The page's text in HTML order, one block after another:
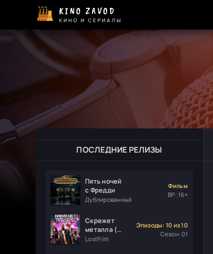
KINO ZAVOD
КИНО И СЕРИАЛЫ
ПОСЛЕДНИЕ РЕЛИЗЫ
Пять ночей
с Фредди
Дублированный
Фильм
ВР: 16+
Скрежет
металла (1
сезон)
LostFilm
Эпизоды: 10 из 10
Сезон: 01